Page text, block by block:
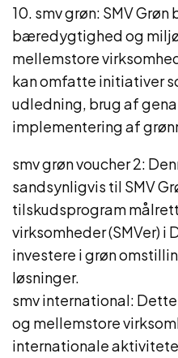
10. smv grøn: SMV
bæredygtighed og
mellemstore
kan omfatte initiativer
udledning, brug af
implementering af
smv grøn voucher 2:
sandsynligvis til SMV
tilskudsprogram
virksomheder (SMVer) i
investere i grøn
løsninger.
smv international:
og mellemstore
internationale